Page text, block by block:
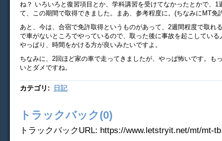
ね？ いろいろと復習項目とか、学科講習を受けてなかったとかで、1
て、この期間で取得できました。まあ、参考程度に。(ちなみにMT免
あと、今は、合宿で免許取得というものがあって、2週間程度で取れ
で車がないところでやっているので、取った後に事故を起こしている
やっぱり、時間をかける方が良いみたいですよ。
ちなみに、2回ほど家の車で走ってきましたが、やっぱ怖いです。も
いとダメですね。
カテゴリ : 日記
トラックバック(0)
トラックバックURL: https://www.letstryit.net/mt/mt-